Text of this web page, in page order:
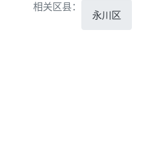
相关区县：
永川区